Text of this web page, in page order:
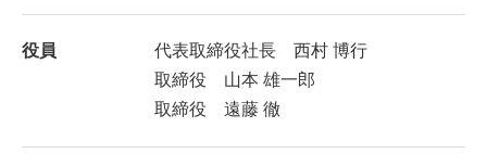
役員
代表取締役社長 西村 博行
取締役 山本 雄一郎
取締役 遠藤 徹